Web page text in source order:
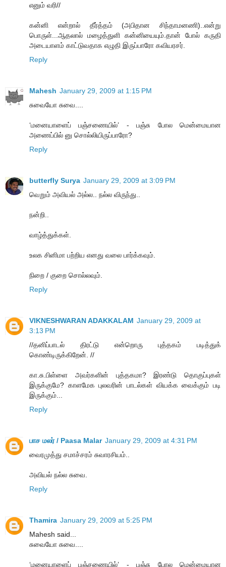
எனும் வரி//
கன்னி என்றால் தீர்த்தம் (அபிதான சிந்தாமனணி)..என்று
பொருள்...ஆதலால் மழைத்துளி கன்னியையும்.தான் போல் கருதி
அடையாளம் காட்டுவதாக எழுதி இருப்பாரோ கவியரசர்.
Reply
Mahesh January 29, 2009 at 1:15 PM
சுவையோ சுவை....
‘மனையாளைப் பஞ்சணையில்’ - பஞ்சு போல மென்மையான
அணைப்பில் னு சொல்லியிருப்பாரோ?
Reply
butterfly Surya January 29, 2009 at 3:09 PM
வெறும் அவியல் அல்ல.. நல்ல விருந்து..
நன்றி..
வாழ்த்துக்கள்.
உலக சினிமா பற்றிய எனது வலை பார்க்கவும்.
நிறை / குறை சொல்லவும்.
Reply
VIKNESHWARAN ADAKKALAM January 29, 2009 at
3:13 PM
//தனிப்பாடல் திரட்டு என்றொரு புத்தகம் படித்துக்
கொண்டிருக்கிறேன். //
கா.சு.பிள்ளை அவர்களின் புத்தகமா? இரண்டு தொகுப்புகள்
இருக்குமே? காளமேக புலவரின் பாடல்கள் வியக்க வைக்கும் படி
இருக்கும்...
Reply
பாச மலர் / Paasa Malar January 29, 2009 at 4:31 PM
வைரமுத்து சமாச்சரம் சுவாரசியம்..
அவியல் நல்ல சுவை.
Reply
Thamira January 29, 2009 at 5:25 PM
Mahesh said...
சுவையோ சுவை....
‘மனையாளைப் பஞ்சணையில்’ - பஞ்சு போல மென்மையான